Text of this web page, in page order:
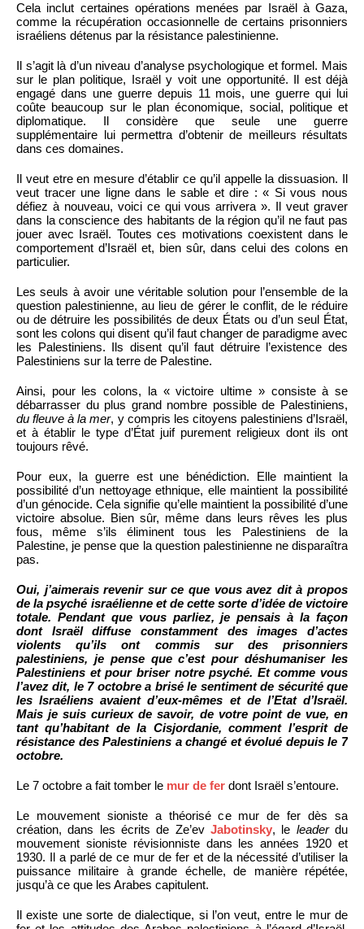
Cela inclut certaines opérations menées par Israël à Gaza,
comme la récupération occasionnelle de certains prisonniers
israéliens détenus par la résistance palestinienne.
Il s’agit là d’un niveau d’analyse psychologique et formel. Mais
sur le plan politique, Israël y voit une opportunité. Il est déjà
engagé dans une guerre depuis 11 mois, une guerre qui lui
coûte beaucoup sur le plan économique, social, politique et
diplomatique. Il considère que seule une guerre
supplémentaire lui permettra d’obtenir de meilleurs résultats
dans ces domaines.
Il veut etre en mesure d’établir ce qu’il appelle la dissuasion. Il
veut tracer une ligne dans le sable et dire : « Si vous nous
défiez à nouveau, voici ce qui vous arrivera ». Il veut graver
dans la conscience des habitants de la région qu’il ne faut pas
jouer avec Israël. Toutes ces motivations coexistent dans le
comportement d’Israël et, bien sûr, dans celui des colons en
particulier.
Les seuls à avoir une véritable solution pour l’ensemble de la
question palestinienne, au lieu de gérer le conflit, de le réduire
ou de détruire les possibilités de deux États ou d’un seul État,
sont les colons qui disent qu’il faut changer de paradigme avec
les Palestiniens. Ils disent qu’il faut détruire l’existence des
Palestiniens sur la terre de Palestine.
Ainsi, pour les colons, la « victoire ultime » consiste à se
débarrasser du plus grand nombre possible de Palestiniens,
du fleuve à la mer, y compris les citoyens palestiniens d’Israël,
et à établir le type d’État juif purement religieux dont ils ont
toujours rêvé.
Pour eux, la guerre est une bénédiction. Elle maintient la
possibilité d’un nettoyage ethnique, elle maintient la possibilité
d’un génocide. Cela signifie qu’elle maintient la possibilité d’une
victoire absolue. Bien sûr, même dans leurs rêves les plus
fous, même s’ils éliminent tous les Palestiniens de la
Palestine, je pense que la question palestinienne ne disparaîtra
pas.
Oui, j’aimerais revenir sur ce que vous avez dit à propos
de la psyché israélienne et de cette sorte d’idée de victoire
totale. Pendant que vous parliez, je pensais à la façon
dont Israël diffuse constamment des images d’actes
violents qu’ils ont commis sur des prisonniers
palestiniens, je pense que c’est pour déshumaniser les
Palestiniens et pour briser notre psyché. Et comme vous
l’avez dit, le 7 octobre a brisé le sentiment de sécurité que
les Israéliens avaient d’eux-mêmes et de l’Etat d’Israël.
Mais je suis curieux de savoir, de votre point de vue, en
tant qu’habitant de la Cisjordanie, comment l’esprit de
résistance des Palestiniens a changé et évolué depuis le 7
octobre.
Le 7 octobre a fait tomber le mur de fer dont Israël s’entoure.
Le mouvement sioniste a théorisé ce mur de fer dès sa
création, dans les écrits de Ze’ev Jabotinsky, le leaderdu
mouvement sioniste révisionniste dans les années 1920 et
1930. Il a parlé de ce mur de fer et de la nécessité d’utiliser la
puissance militaire à grande échelle, de manière répétée,
jusqu’à ce que les Arabes capitulent.
Il existe une sorte de dialectique, si l’on veut, entre le mur de